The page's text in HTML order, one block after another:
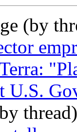
(by
U.S.